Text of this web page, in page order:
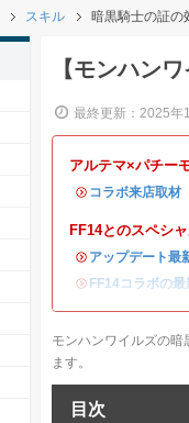
スキル 暗黒騎士の証の
【モンハン
最終更新：2025年
アルテマ×パチー
・ コラボ来店取材
FF14とのスペシ
・ アップデート最
・ FF14コラボの最
モンハンワイルズの
ます。
目次